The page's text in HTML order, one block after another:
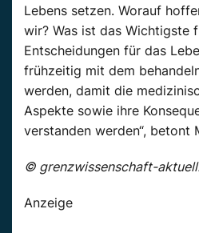
Lebens setzen. Worauf
wir? Was ist das Wichtigste
Entscheidungen für das
frühzeitig mit dem
werden, damit die
Aspekte sowie ihre
verstanden werden“, betont
© grenzwissenschaft-
Anzeige